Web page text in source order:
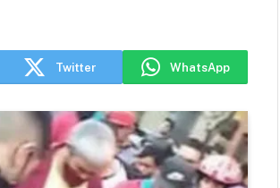
Twitter WhatsApp